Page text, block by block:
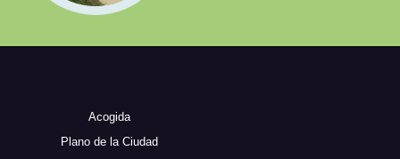
Acogida
Plano de la Ciudad